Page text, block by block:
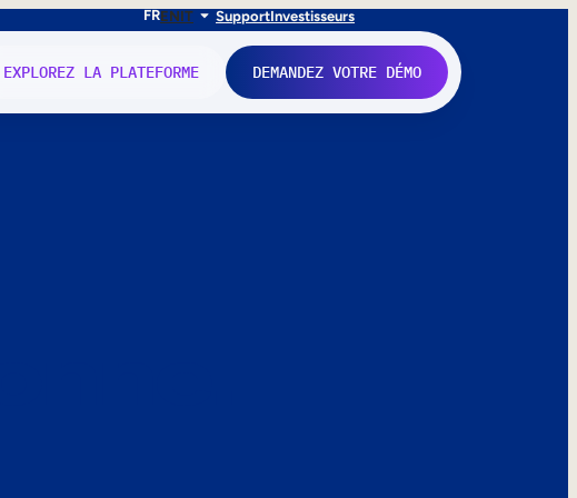
FRENIT SupportInvestisseurs
EXPLOREZ LA PLATEFORME DEMANDEZ VOTRE DÉMO